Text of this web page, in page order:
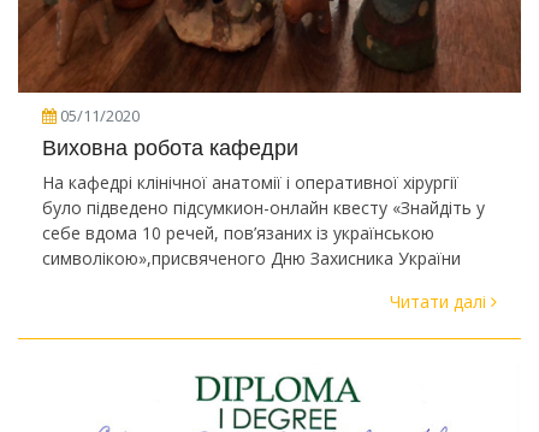
05/11/2020
Виховна робота кафедри
На кафедрі клінічної анатомії і оперативної хірургії
було підведено підсумкион-онлайн квесту «Знайдіть у
себе вдома 10 речей, пов’язаних із українською
символікою»,присвяченого Дню Захисника України
Читати далі